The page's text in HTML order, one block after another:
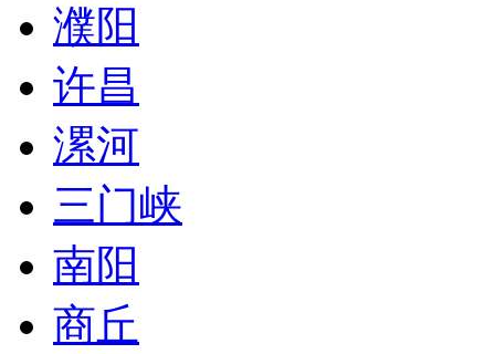
濮阳
许昌
漯河
三门峡
南阳
商丘